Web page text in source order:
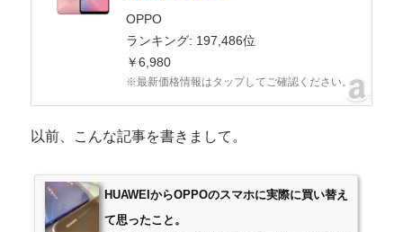
OPPO
ランキング: 197,486位
￥6,980
※最新価格情報はタップしてご確認ください。
以前、こんな記事を書きまして。
HUAWEIからOPPOのスマホに実際に買い替え
て思ったこと。